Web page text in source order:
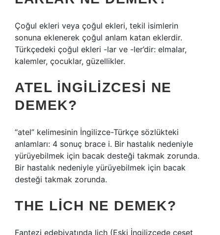
Çoğul ekleri veya çoğul ekleri, tekil isimlerin
sonuna eklenerek çoğul anlam katan eklerdir.
Türkçedeki çoğul ekleri -lar ve -ler’dir: elmalar,
kalemler, çocuklar, güzellikler.
ATEL INGILIZCESI NE
DEMEK?
“atel” kelimesinin İngilizce-Türkçe sözlükteki
anlamları: 4 sonuç brace i. Bir hastalık nedeniyle
yürüyebilmek için bacak desteği takmak zorunda.
Bir hastalık nedeniyle yürüyebilmek için bacak
desteği takmak zorunda.
THE LICH NE DEMEK?
Fantezi edebiyatında lich (Eski İngilizcede ceset